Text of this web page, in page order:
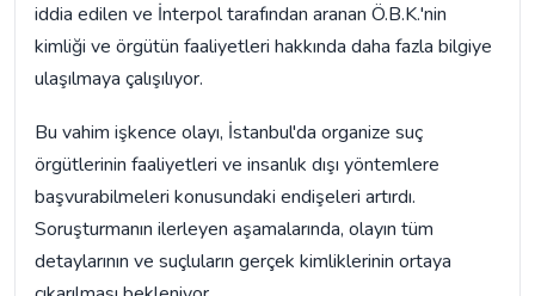
iddia edilen ve İnterpol tarafından aranan Ö.B.K.'nin
kimliği ve örgütün faaliyetleri hakkında daha fazla bilgiye
ulaşılmaya çalışılıyor.
Bu vahim işkence olayı, İstanbul'da organize suç
örgütlerinin faaliyetleri ve insanlık dışı yöntemlere
başvurabilmeleri konusundaki endişeleri artırdı.
Soruşturmanın ilerleyen aşamalarında, olayın tüm
detaylarının ve suçluların gerçek kimliklerinin ortaya